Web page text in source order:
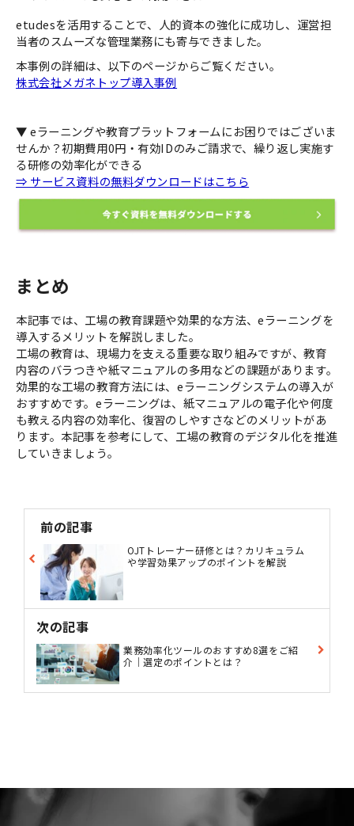
etudesを活用することで、人的資本の強化に成功し、運営担
当者のスムーズな管理業務にも寄与できました。
本事例の詳細は、以下のページからご覧ください。
株式会社メガネトップ導入事例
▼ eラーニングや教育プラットフォームにお困りではございま
せんか？初期費用0円・有効IDのみご請求で、繰り返し実施す
る研修の効率化ができる
⇒ サービス資料の無料ダウンロードはこちら
まとめ
本記事では、工場の教育課題や効果的な方法、eラーニングを
導入するメリットを解説しました。
工場の教育は、現場力を支える重要な取り組みですが、教育
内容のバラつきや紙マニュアルの多用などの課題があります。
効果的な工場の教育方法には、eラーニングシステムの導入が
おすすめです。eラーニングは、紙マニュアルの電子化や何度
も教える内容の効率化、復習のしやすさなどのメリットがあ
ります。本記事を参考にして、工場の教育のデジタル化を推進
していきましょう。
前の記事
OJTトレーナー研修とは？カリキュラム
や学習効果アップのポイントを解説
次の記事
業務効率化ツールのおすすめ8選をご紹
介｜選定のポイントとは？